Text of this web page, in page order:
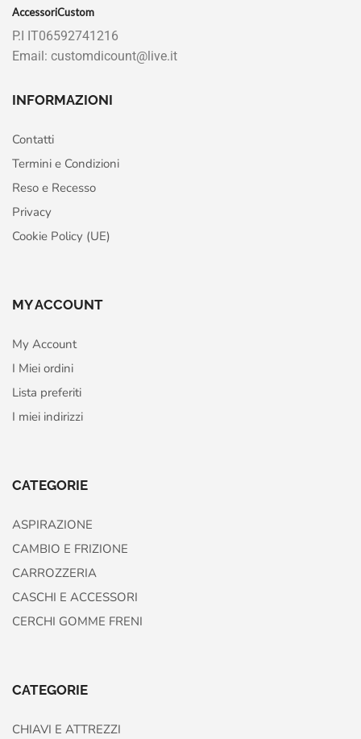
AccessoriCustom
P.I IT06592741216
Email: customdicount@live.it
INFORMAZIONI
Contatti
Termini e Condizioni
Reso e Recesso
Privacy
Cookie Policy (UE)
MY ACCOUNT
My Account
I Miei ordini
Lista preferiti
I miei indirizzi
CATEGORIE
ASPIRAZIONE
CAMBIO E FRIZIONE
CARROZZERIA
CASCHI E ACCESSORI
CERCHI GOMME FRENI
CATEGORIE
CHIAVI E ATTREZZI